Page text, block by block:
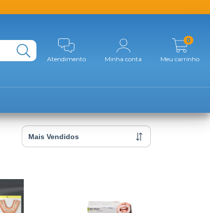
Atendimento Minha conta Meu carrinho
0